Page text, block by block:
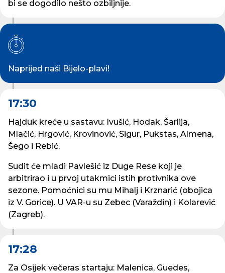
bi se dogodilo nešto ozbiljnije.
Naprijed naši Bijelo-plavi!
17:30
Hajduk kreće u sastavu: Ivušić, Hodak, Šarlija,
Mlačić, Hrgović, Krovinović, Sigur, Pukstas, Almena,
Šego i Rebić.
Sudit će mladi Pavlešić iz Duge Rese koji je
arbitrirao i u prvoj utakmici istih protivnika ove
sezone. Pomoćnici su mu Mihalj i Krznarić (obojica
iz V. Gorice). U VAR-u su Zebec (Varaždin) i Kolarević
(Zagreb).
17:28
Za Osijek večeras startaju: Malenica, Guedes,